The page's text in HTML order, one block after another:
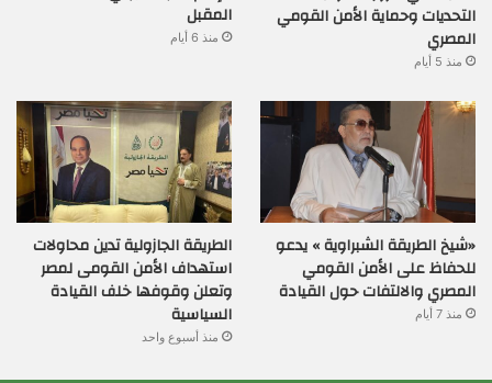
التحديات وحماية الأمن القومي
المصري
منذ 5 أيام
المقبل
منذ 6 أيام
«شيخ الطريقة الشبراوية » يدعو
للحفاظ على الأمن القومي
المصري والالتفات حول القيادة
منذ 7 أيام
الطريقة الجازولية تدين محاولات
استهداف الأمن القومى لمصر
وتعلن وقوفها خلف القيادة
السياسية
منذ أسبوع واحد